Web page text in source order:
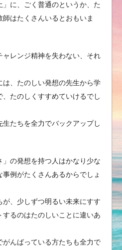
に、ごく普通のというか、た
はたくさんいるとおもいま
レンジ精神を失わない、それ
、たのしい発想の先生から学
たのしくすすめていけるでし
たちを全力でバックアップし
の発想を持つ人はかなり少な
例がたくさんあるからでしょ
、少しずつ明るい未来にすす
るのはたのしいことに違いあ
んばっている方たちも全力で